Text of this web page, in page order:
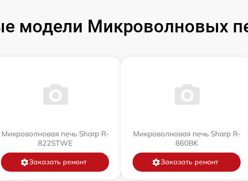
модели Микроволновых
Микроволновая печь Sharp R-
822STWE
Заказать ремонт
Микроволновая печь Sharp R-
860BK
Заказать ремонт